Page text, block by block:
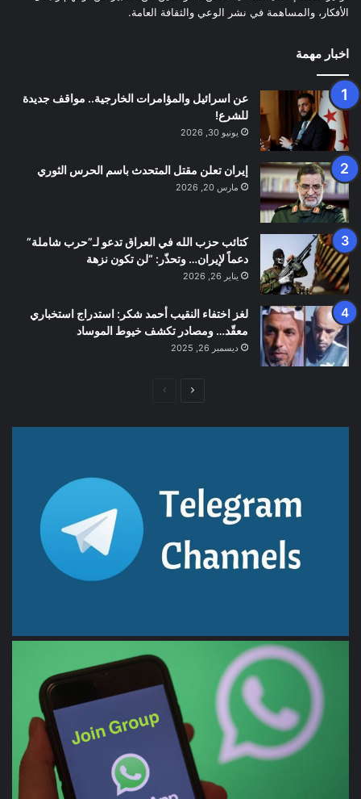
الأفكار، والمساهمة في نشر الوعي والثقافة العامة.
اخبار مهمة
عن اسرائيل والمؤامرات الخارجية.. مواقف جديدة
للشرع!
يونيو 30, 2026
إيران تعلن مقتل المتحدث باسم الحرس الثوري
مارس 20, 2026
كتائب حزب الله في العراق تدعو لـ”حرب شاملة”
دعماً لإيران… وتحذّر: “لن تكون نزهة
يناير 26, 2026
لغز اختفاء النقيب أحمد شكر: استدراج استخباري
معقّد… ومصادر تكشف خيوط الموساد
ديسمبر 26, 2025
الصفحة